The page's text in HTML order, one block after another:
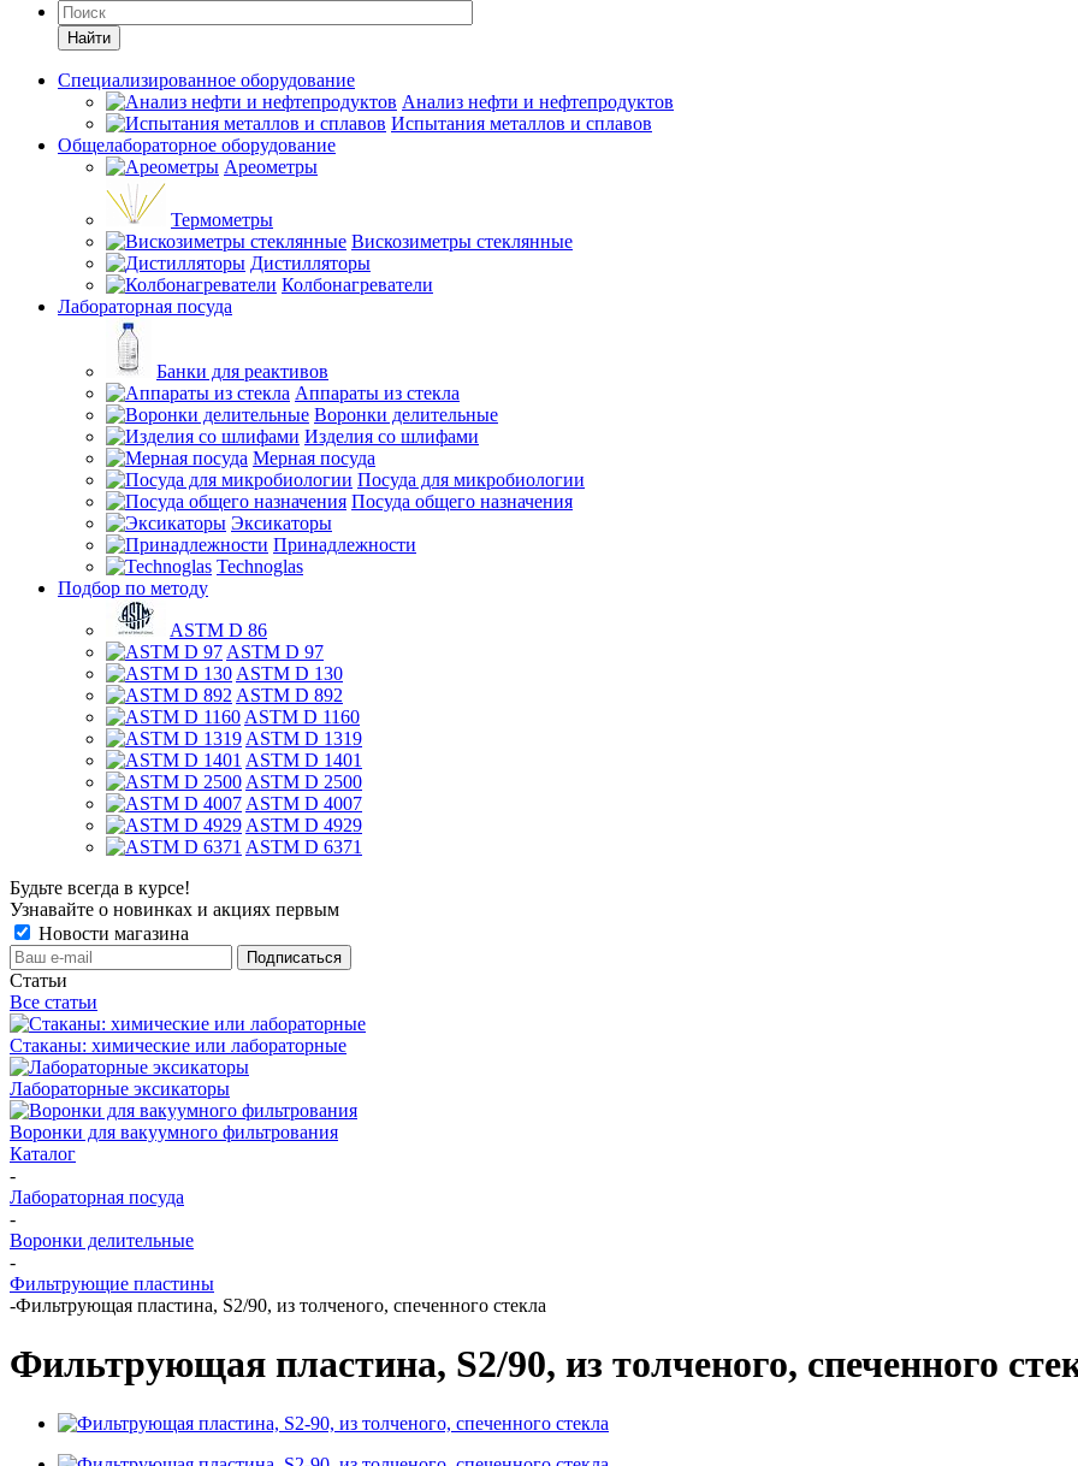
Найти
Специализированное оборудование
Анализ нефти и нефтепродуктов
Испытания металлов и сплавов
Общелабораторное оборудование
Ареометры
Термометры
Вискозиметры стеклянные
Дистилляторы
Колбонагреватели
Лабораторная посуда
Банки для реактивов
Аппараты из стекла
Воронки делительные
Изделия со шлифами
Мерная посуда
Посуда для микробиологии
Посуда общего назначения
Эксикаторы
Принадлежности
Technoglas
Подбор по методу
ASTM D 86
ASTM D 97
ASTM D 130
ASTM D 892
ASTM D 1160
ASTM D 1319
ASTM D 1401
ASTM D 2500
ASTM D 4007
ASTM D 4929
ASTM D 6371
Будьте всегда в курсе!
Узнавайте о новинках и акциях первым
Новости магазина
Статьи
Все статьи
Стаканы: химические или лабораторные
Лабораторные эксикаторы
Воронки для вакуумного фильтрования
Каталог
-
Лабораторная посуда
-
Воронки делительные
-
Фильтрующие пластины
-Фильтрующая пластина, S2/90, из толченого, спеченного стекла
Фильтрующая пластина, S2/90, из толченого, спеченного